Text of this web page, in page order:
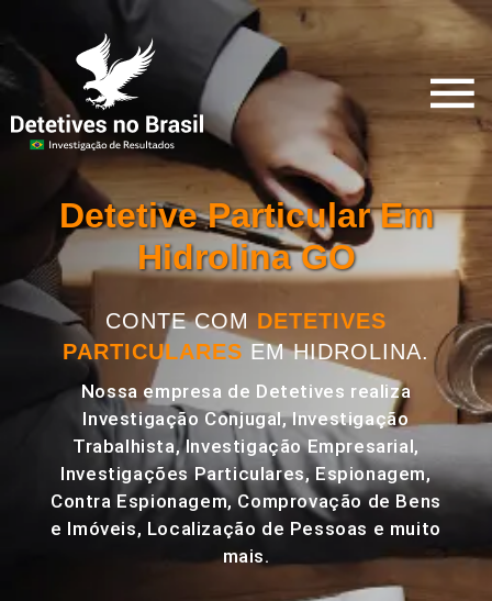
Detetive Particular Em
Hidrolina GO
CONTE COM DETETIVES
PARTICULARES EM HIDROLINA.
Nossa empresa de Detetives realiza
Investigação Conjugal, Investigação
Trabalhista, Investigação Empresarial,
Investigações Particulares, Espionagem,
Contra Espionagem, Comprovação de Bens
e Imóveis, Localização de Pessoas e muito
mais.